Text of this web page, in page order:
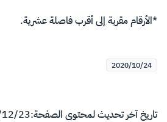
*الأرقام مقربة إلى أقرب فاصلة عشرية.
2020/10/24
تاريخ آخر تحديث لمحتوى الصفحة:23‏/12‏/1447 هـ